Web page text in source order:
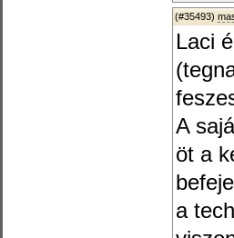
(#35493)
Laci
A
öt a
a